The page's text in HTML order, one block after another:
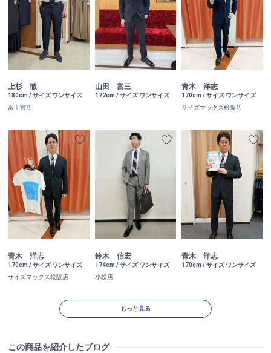
上杉 徹
180cm / サイズ ワンサイズ
富士宮店
山田 富三
172cm / サイズ ワンサイズ
青木 洋志
170cm / サイズ ワンサイズ
サイズマックス松阪店
青木 洋志
170cm / サイズ ワンサイズ
サイズマックス松阪店
鈴木 信宏
174cm / サイズ ワンサイズ
小松店
青木 洋志
170cm / サイズ ワンサイズ
もっと見る
この商品を紹介したブログ